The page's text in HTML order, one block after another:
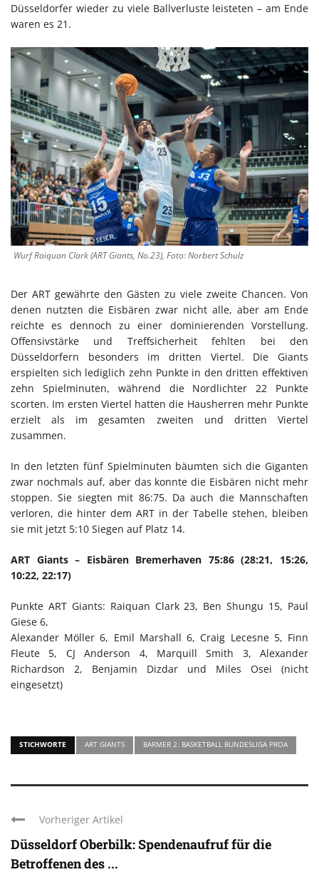
Düsseldorfer wieder zu viele Ballverluste leisteten – am Ende
waren es 21.
Wurf Raiquan Clark (ART Giants, No.23), Foto: Norbert Schulz
Der ART gewährte den Gästen zu viele zweite Chancen. Von
denen nutzten die Eisbären zwar nicht alle, aber am Ende
reichte es dennoch zu einer dominierenden Vorstellung.
Offensivstärke und Treffsicherheit fehlten bei den
Düsseldorfern besonders im dritten Viertel. Die Giants
erspielten sich lediglich zehn Punkte in den dritten effektiven
zehn Spielminuten, während die Nordlichter 22 Punkte
scorten. Im ersten Viertel hatten die Hausherren mehr Punkte
erzielt als im gesamten zweiten und dritten Viertel
zusammen.
In den letzten fünf Spielminuten bäumten sich die Giganten
zwar nochmals auf, aber das konnte die Eisbären nicht mehr
stoppen. Sie siegten mit 86:75. Da auch die Mannschaften
verloren, die hinter dem ART in der Tabelle stehen, bleiben
sie mit jetzt 5:10 Siegen auf Platz 14.
ART Giants – Eisbären Bremerhaven 75:86 (28:21, 15:26,
10:22, 22:17)
Punkte ART Giants: Raiquan Clark 23, Ben Shungu 15, Paul
Giese 6,
Alexander Möller 6, Emil Marshall 6, Craig Lecesne 5, Finn
Fleute 5, CJ Anderson 4, Marquill Smith 3, Alexander
Richardson 2, Benjamin Dizdar und Miles Osei (nicht
eingesetzt)
STICHWORTE ART GIANTS BARMER 2. BASKETBALL BUNDESLIGA PROA
Vorheriger Artikel
Düsseldorf Oberbilk: Spendenaufruf für die
Betroffenen des ...